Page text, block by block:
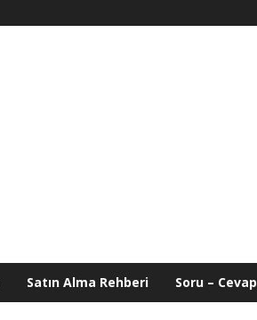
Satın Alma Rehberi Soru – Cevap